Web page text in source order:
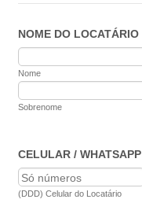
NOME DO LOCATÁRIO
Nome
Sobrenome
CELULAR / WHATSAPP
(DDD) Celular do Locatário